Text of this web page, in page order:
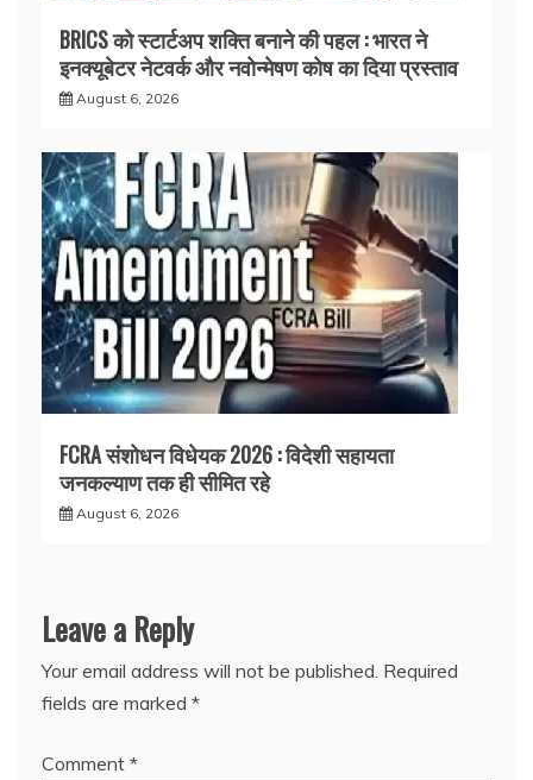
BRICS को स्टार्टअप शक्ति बनाने की पहल : भारत ने
इनक्यूबेटर नेटवर्क और नवोन्मेषण कोष का दिया प्रस्ताव
August 6, 2026
FCRA संशोधन विधेयक 2026 : विदेशी सहायता
जनकल्याण तक ही सीमित रहे
August 6, 2026
Leave a Reply
Your email address will not be published. Required
fields are marked *
Comment *